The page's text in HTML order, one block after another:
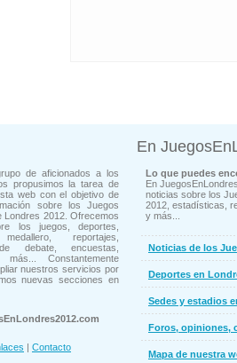
de aficionados a los
propusimos la tarea de
web con el objetivo de
sobre los Juegos
Londres 2012. Ofrecemos
los juegos, deportes,
reportajes,
debate, encuestas,
Constantemente
nuestros servicios por
nuevas secciones en
| Contacto
En
Lo que puedes
En
noticias sobre los
2012, estadísticas,
y más...
Noticias de los
Deportes en
Sedes y estadios
Foros, opiniones,
Mapa de nuestra